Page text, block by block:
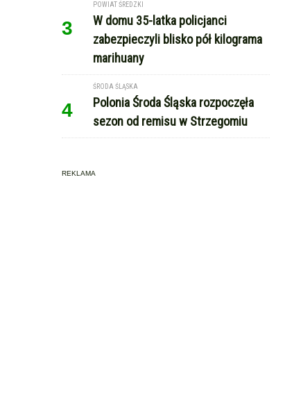
3
POWIAT ŚREDZKI
W domu 35-latka policjanci
zabezpieczyli blisko pół kilograma
marihuany
4
ŚRODA ŚLĄSKA
Polonia Środa Śląska rozpoczęła
sezon od remisu w Strzegomiu
REKLAMA